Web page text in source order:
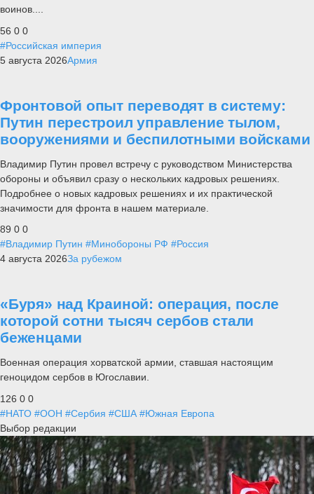
воинов....
56 0 0
#Российская империя
5 августа 2026Армия
Фронтовой опыт переводят в систему:
Путин перестроил управление тылом,
вооружениями и беспилотными войсками
Владимир Путин провел встречу с руководством Министерства
обороны и объявил сразу о нескольких кадровых решениях.
Подробнее о новых кадровых решениях и их практической
значимости для фронта в нашем материале.
89 0 0
#Владимир Путин #Минобороны РФ #Россия
4 августа 2026За рубежом
«Буря» над Краиной: операция, после
которой сотни тысяч сербов стали
беженцами
Военная операция хорватской армии, ставшая настоящим
геноцидом сербов в Югославии.
126 0 0
#НАТО #ООН #Сербия #США #Южная Европа
Выбор редакции